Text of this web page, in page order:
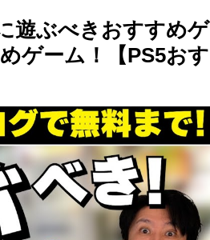
遊ぶべきおすすめゲ
ゲーム！【PS5おす